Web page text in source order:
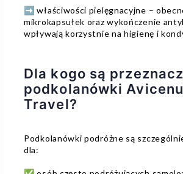
➡️ właściwości pielęgnacyjne –
mikrokapsułek oraz wykończenie
wpływają korzystnie na higienę i
Dla kogo są
podkolanówki
Travel?
Podkolanówki podróżne są
dla: